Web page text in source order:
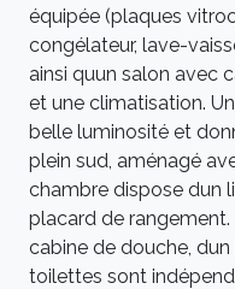
équipée (plaques
congélateur, lave-
ainsi quun salon
et une climatisation.
belle luminosité et
plein sud, aménagé
chambre dispose dun
placard de rangement.
cabine de douche,
toilettes sont